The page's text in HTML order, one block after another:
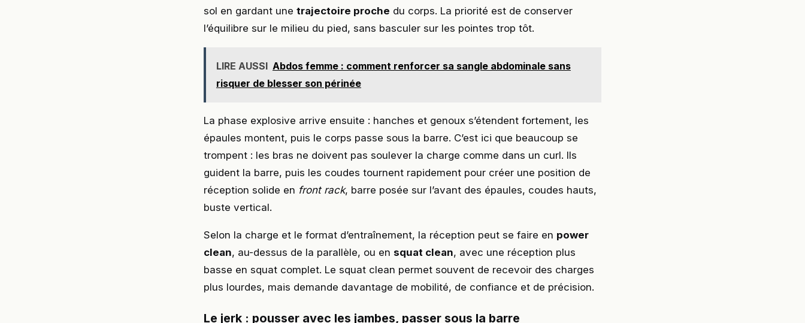
sol en gardant une trajectoire proche du corps. La priorité est de conserver
l’équilibre sur le milieu du pied, sans basculer sur les pointes trop tôt.
LIRE AUSSI Abdos femme : comment renforcer sa sangle abdominale sans
risquer de blesser son périnée
La phase explosive arrive ensuite : hanches et genoux s’étendent fortement, les
épaules montent, puis le corps passe sous la barre. C’est ici que beaucoup se
trompent : les bras ne doivent pas soulever la charge comme dans un curl. Ils
guident la barre, puis les coudes tournent rapidement pour créer une position de
réception solide en front rack, barre posée sur l’avant des épaules, coudes hauts,
buste vertical.
Selon la charge et le format d’entraînement, la réception peut se faire en power
clean, au-dessus de la parallèle, ou en squat clean, avec une réception plus
basse en squat complet. Le squat clean permet souvent de recevoir des charges
plus lourdes, mais demande davantage de mobilité, de confiance et de précision.
Le jerk : pousser avec les jambes, passer sous la barre